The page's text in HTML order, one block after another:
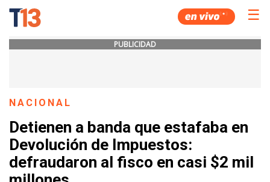
☰
PUBLICIDAD
NACIONAL
Detienen a banda que estafaba en
Devolución de Impuestos:
defraudaron al fisco en casi $2 mil